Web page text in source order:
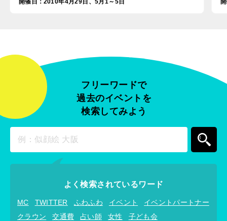
フリーワードで
過去のイベントを
検索してみよう
よく検索されているワード
MC TWITTER ふわふわ イベント
イベントパートナー
クラウン
交通費 占い師 女性
子ども会